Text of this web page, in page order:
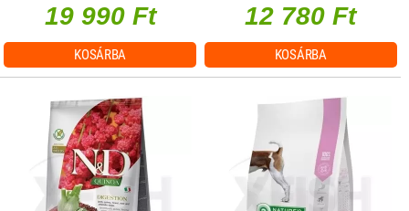
19 990 Ft
KOSÁRBA
12 780 Ft
KOSÁRBA